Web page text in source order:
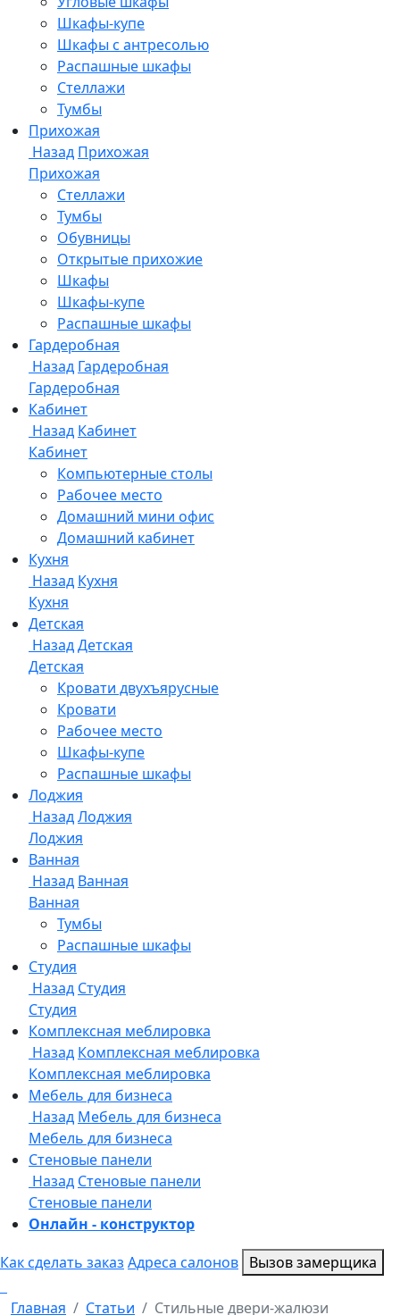
Онлайн - конструктор
Как сделать заказ Адреса салонов Вызов замерщика
Главная Статьи Стильные двери-жалюзи